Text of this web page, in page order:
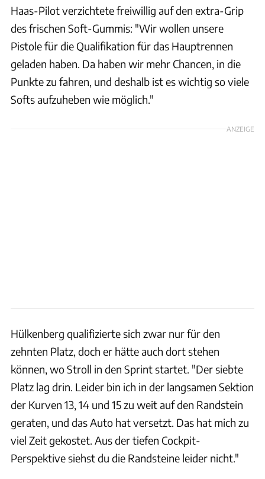
Haas-Pilot verzichtete freiwillig auf den extra-Grip
des frischen Soft-Gummis: "Wir wollen unsere
Pistole für die Qualifikation für das Hauptrennen
geladen haben. Da haben wir mehr Chancen, in die
Punkte zu fahren, und deshalb ist es wichtig so viele
Softs aufzuheben wie möglich."
ANZEIGE
Hülkenberg qualifizierte sich zwar nur für den
zehnten Platz, doch er hätte auch dort stehen
können, wo Stroll in den Sprint startet. "Der siebte
Platz lag drin. Leider bin ich in der langsamen Sektion
der Kurven 13, 14 und 15 zu weit auf den Randstein
geraten, und das Auto hat versetzt. Das hat mich zu
viel Zeit gekostet. Aus der tiefen Cockpit-
Perspektive siehst du die Randsteine leider nicht."